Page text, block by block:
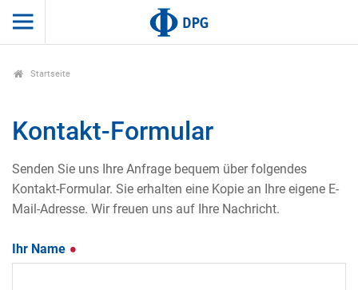
Startseite
Kontakt-Formular
Senden Sie uns Ihre Anfrage bequem über folgendes
Kontakt-Formular. Sie erhalten eine Kopie an Ihre eigene E-
Mail-Adresse. Wir freuen uns auf Ihre Nachricht.
Ihr Name